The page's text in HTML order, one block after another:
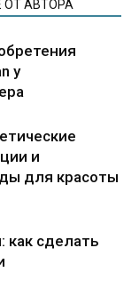
ОТ АВТОРА
у
и
для красоты
как сделать